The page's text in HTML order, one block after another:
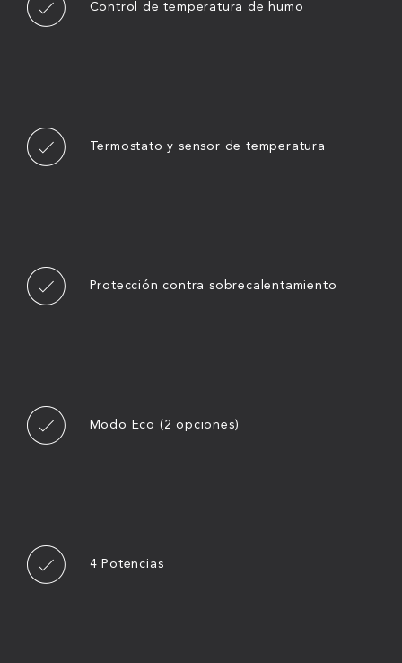
Control de temperatura de humo
Termostato y sensor de temperatura
Protección contra sobrecalentamiento
Modo Eco (2 opciones)
4 Potencias